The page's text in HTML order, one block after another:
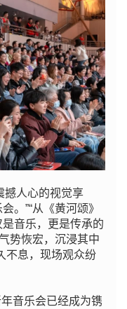
撼人心的视觉享
。”“从《黄河颂》
音乐，更是传承的
势恢宏，沉浸其中
不息，现场观众纷
音乐会已经成为镌